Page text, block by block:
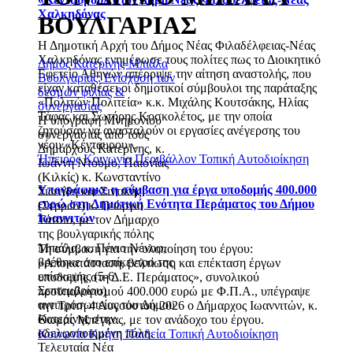
Χαλκηδόνας
Η Δημοτική Αρχή του Δήμος Νέας Φιλαδέλφειας-Νέας
Χαλκηδόνας ενημέρωσε τους πολίτες πως το Διοικητικό
Εφετείο Αθηνών απέρριψε την αίτηση αναστολής, που
είχαν καταθέσει οι δημοτικοί σύμβουλοι της παράταξης
«Πολιτών Πολιτεία» κ.κ. Μιχάλης Κουτσάκης, Ηλίας
Τάφας και Σωτήρης Κοσκολέτος, με την οποία
ζητούσαν να ανασταλούν οι εργασίες ανέγερσης του
νέου «Κένταυρου».
ΉπειροςΚοινωνίαΠεριβάλλον Τοπική Αυτοδιοίκηση
Υπογράφηκε η σύμβαση για έργα υποδομής 400.000
ευρώ στη Δημοτική Ενότητα Περάματος του Δήμου
Ιωαννιτών
Τη σύμβαση για την υλοποίηση του έργου:
«Αποκατάσταση, βελτίωση και επέκταση έργων
υποδομής στη Δ.Ε. Περάματος», συνολικού
προϋπολογισμού 400.000 ευρώ με Φ.Π.Α., υπέγραψε
την Τρίτη 4 Αυγούστου 2026 ο Δήμαρχος Ιωαννιτών, κ.
Θωμάς Μπέγκας, με τον ανάδοχο του έργου.
ΚοινωνίαΚρήτη Παιδεία Τοπική Αυτοδιοίκηση
ΒΟΥΛΓΑΡΙΑΣ
Δήμος Κατερίνης-Μπιάλα
Βουλγαρίας: Ενίσχυση των
δεσμών φιλίας &
συνεργασίας
Η υπογραφή Μνημονίου
συνεργασίας από τους
Δημάρχους Κατερίνης, κ.
Ιωάννη Ντούμο, Παιονίας
(Κιλκίς) κ. Κωνσταντίνο
Σιωνίδη και Σιντικής
(Σερρών) κ. Γεώργιο
Τάτσιο, με τον Δήμαρχο
της βουλγαρικής πόλης
Μπιάλα, κ. Πένιο Νένοφ,
βρέθηκε στο επίκεντρο της
επίσκεψης (5-6
Σεπτεμβρίου)
αντιπροσωπείας του Δήμου
Κατερίνης στην
αδελφοποιημένη πόλη.
Τελευταία Νέα